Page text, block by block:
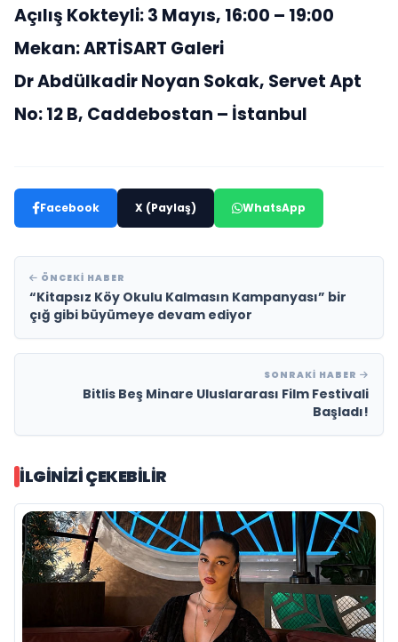
Açılış Kokteyli: 3 Mayıs, 16:00 – 19:00
Mekan: ARTİSART Galeri
Dr Abdülkadir Noyan Sokak, Servet Apt
No: 12 B, Caddebostan – İstanbul
Facebook X (Paylaş) WhatsApp
ÖNCEKI HABER
“Kitapsız Köy Okulu Kalmasın Kampanyası” bir
çığ gibi büyümeye devam ediyor
SONRAKI HABER
Bitlis Beş Minare Uluslararası Film Festivali
Başladı!
İLGINIZI ÇEKEBILIR